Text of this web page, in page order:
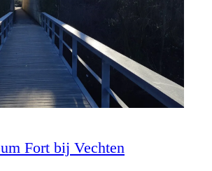
Fort bij Vechten